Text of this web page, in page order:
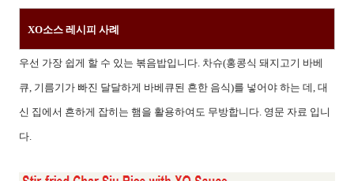
XO소스 레시피 사례
우선 가장 쉽게 할 수 있는 볶음밥입니다. 차슈(홍콩식 돼지고기 바베
큐, 기름기가 빠진 달달하게 바베큐된 흔한 음식)를 넣어야 하는 데, 대
신 집에서 흔하게 잡히는 햄을 활용하여도 무방합니다. 영문 자료 입니
다.